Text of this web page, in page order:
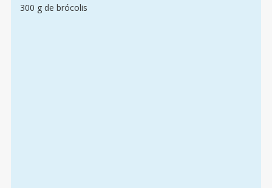
300 g de brócolis